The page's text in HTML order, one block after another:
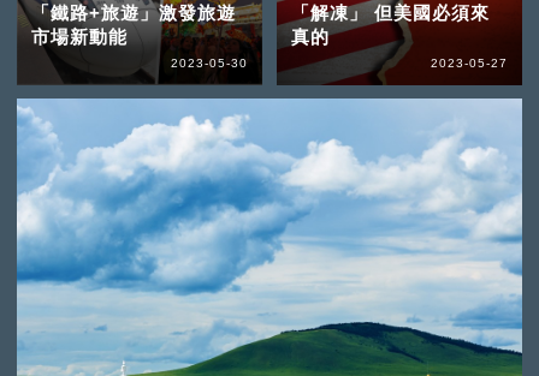
「鐵路+旅遊」激發旅遊
市場新動能
2023-05-30
「解凍」 但美國必須來
真的
2023-05-27